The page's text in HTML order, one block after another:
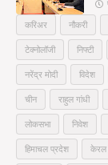
करिअर नौकरी
टेक्नोलॉजी निफ्टी
नरेंद्र मोदी विदेश
चीन राहुल गांधी
लोकसभा निवेश
हिमाचल प्रदेश केरल